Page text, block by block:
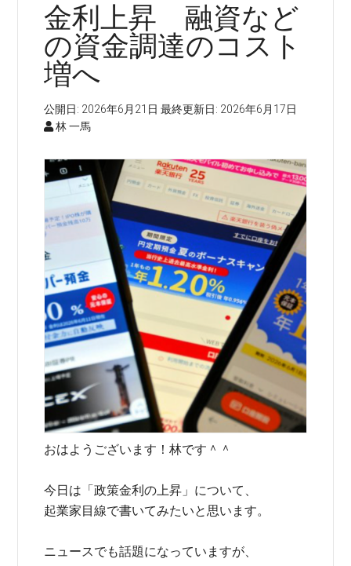
金利上昇 融資など
の資金調達のコスト
増へ
公開日: 2026年6月21日 最終更新日: 2026年6月17日
林 一馬
おはようございます！林です＾＾
今日は「政策金利の上昇」について、
起業家目線で書いてみたいと思います。
ニュースでも話題になっていますが、